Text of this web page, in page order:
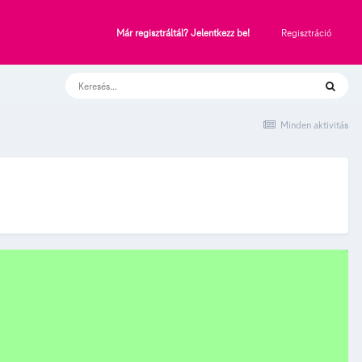
Már regisztráltál? Jelentkezz be! Regisztráció
Minden aktivitás